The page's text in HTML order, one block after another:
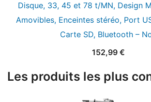
Disque, 33, 45 et 78 t/MN, Design
Amovibles, Enceintes stéréo, Port
Carte SD, Bluetooth –
152,99 €
Les produits les plus